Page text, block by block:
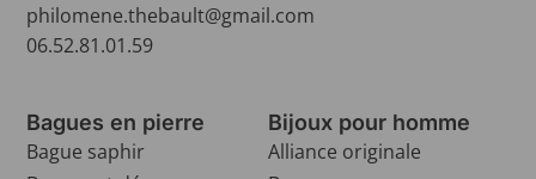
philomene.thebault@gmail.com
06.52.81.01.59
Bagues en pierre
Bague saphir
Bijoux pour homme
Alliance originale